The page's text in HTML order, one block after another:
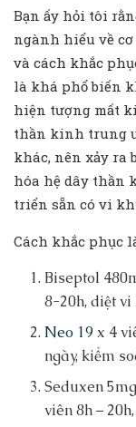
Bạn ấy hỏi tôi
ngành hiểu về
và cách khắc
là khá phổ biến
hiện tượng mất
thần kinh trung
khác, nên xảy ra
hóa hệ dây thần
triển sẵn có vi
Cách khắc phục
Biseptol
8-20h, diệt vi
Neo 19x 4
ngày, kiểm
Seduxen
viên 8h –